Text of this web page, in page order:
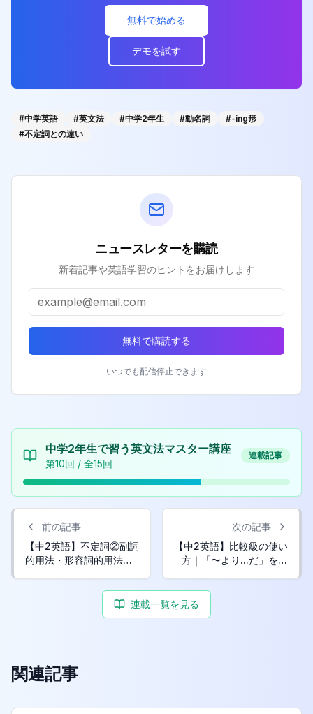
無料で始める
デモを試す
#中学英語 #英文法 #中学2年生 #動名詞 #-ing形
#不定詞との違い
ニュースレターを購読
新着記事や英語学習のヒントをお届けします
無料で購読する
いつでも配信停止できます
中学2年生で習う英文法マスター講座
第10回 / 全15回
連載記事
前の記事
【中2英語】不定詞②副詞
的用法・形容詞的用法｜
次の記事
【中2英語】比較級の使い
方｜「〜より...だ」を表
連載一覧を見る
関連記事